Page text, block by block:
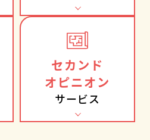
セカンド
オピニオン
サービス